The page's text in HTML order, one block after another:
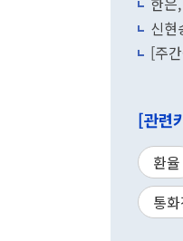
신현
[주
[관련
환율
통